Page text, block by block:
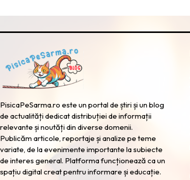
PisicaPeSarma.ro este un portal de știri și un blog
de actualități dedicat distribuției de informații
relevante și noutăți din diverse domenii.
Publicăm articole, reportaje și analize pe teme
variate, de la evenimente importante la subiecte
de interes general. Platforma funcționează ca un
spațiu digital creat pentru informare și educație.